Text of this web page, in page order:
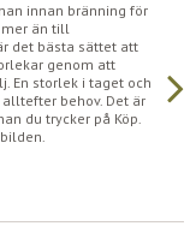
innan bränning för
än till
det bästa sättet att
genom att
En storlek i taget och
behov. Det är
du trycker på Köp.